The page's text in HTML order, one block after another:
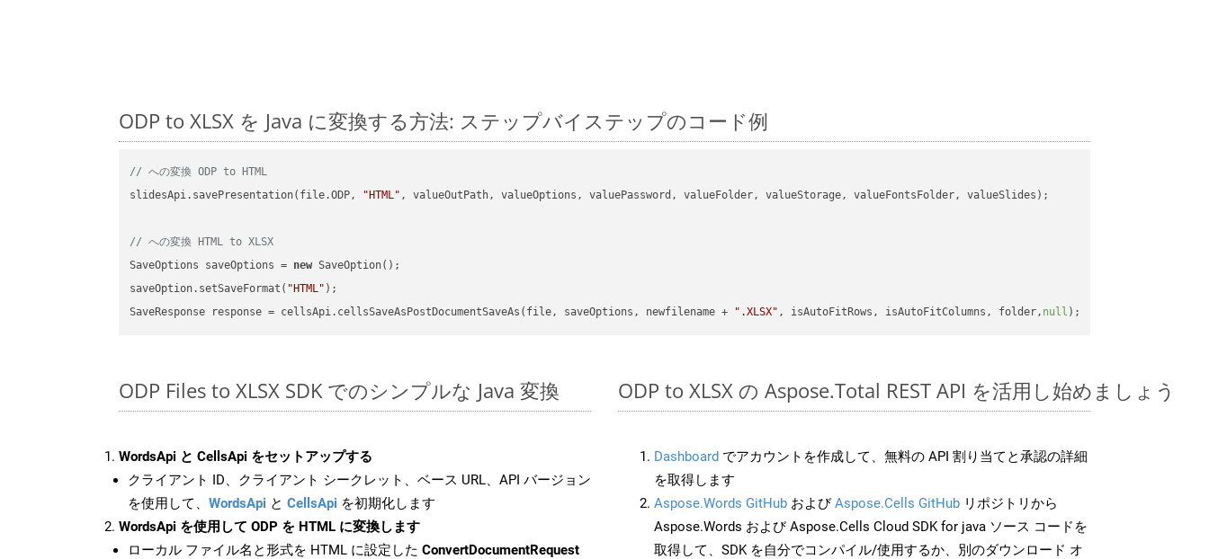
ODP to XLSX を Java に変換する方法: ステップバイステップのコード例
// への変換 ODP to HTML
slidesApi.savePresentation(file.ODP,
"HTML" , valueOutPath, valueOptions, valuePassword, valueFolder, valueStorage, valueFontsFolder, valueSlides);
// への変換 HTML to XLSX
SaveOptions saveOptions = new SaveOption();
saveOption.setSaveFormat( "HTML" );
SaveResponse response = cellsApi.cellsSaveAsPostDocumentSaveAs(file, saveOptions, newfilename +
".XLSX" , isAutoFitRows, isAutoFitColumns, folder, null
ODP Files to XLSX SDK でのシンプルな Java 変換
WordsApi と CellsApi をセットアップする
クライアント ID、クライアント シークレット、ベース URL、API バージョン
を使用して、 WordsApi と CellsApi を初期化します
WordsApi を使用して ODP を HTML に変換します
ローカル ファイル名と形式を HTML に設定した ConvertDocumentRequest
ODP to XLSX の Aspose.Total REST API を活用し始めましょう
Dashboard でアカウントを作成して、無料の API 割り当てと承認の詳細
を取得します
Aspose.Words GitHub およびAspose.Cells GitHub リポジトリから
Aspose.Words および Aspose.Cells Cloud SDK for java ソース コードを
取得して、SDK を自分でコンパイル/使用するか、別のダウンロード オ